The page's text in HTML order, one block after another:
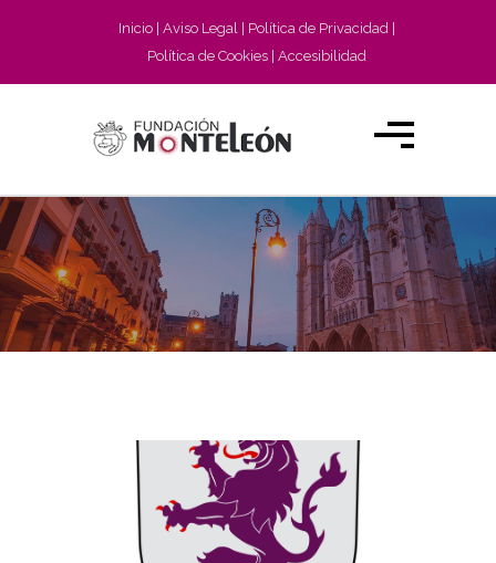
Inicio Aviso Legal
Política de Privacidad
Política de Cookies
Accesibilidad